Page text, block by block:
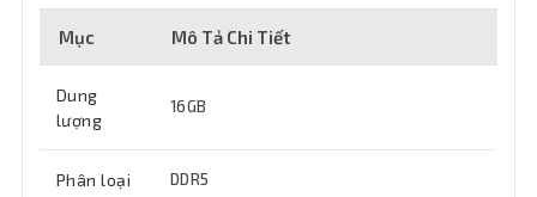
Mục Mô Tả Chi Tiết
Dung
lượng
16GB
Phân loại DDR5